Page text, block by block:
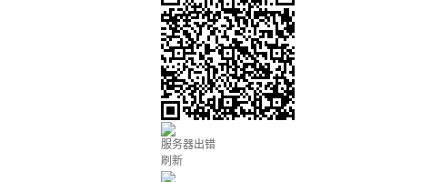
服务器出错
刷新